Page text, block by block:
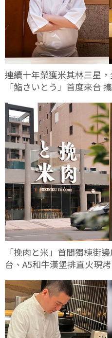
連續十年榮獲米其林三星
「鮨さいとう」首度來台
「挽肉と米」首間獨棟街
台、A5和牛漢堡排直火現烤